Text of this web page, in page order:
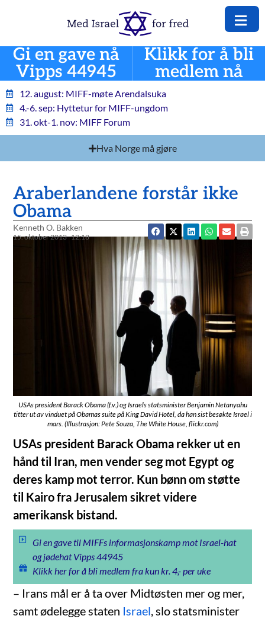
Gi en gave nå
Vipps 44945
Klikk for å bli
medlem nå
12. august: MIFF-møte Arendalsuka
4.-6. sep: Hyttetur for MIFF-ungdom
31. okt-1. nov: MIFF Forum
Hva Norge må gjøre
Araberlandene forstår ikke
Obama
Kenneth O. Bakken
15. oktober 2013 12:18
USAs president Barack Obama (f.v.) og Israels statsminister Benjamin Netanyahu
titter ut av vinduet på Obamas suite på King David Hotel, da han sist besøkte Israel i
mars. (Illustrasjon: Pete Souza, The White House, flickr.com)
USAs president Barack Obama rekker ut en
hånd til Iran, men vender seg mot Egypt og
deres kamp mot terror. Kun bønn om støtte
til Kairo fra Jerusalem sikret videre
amerikansk bistand.
Gi en gave til MIFFs informasjonskamp mot Israel-hat
og jødehat Vipps 44945
Klikk her for å bli medlem fra kun kr. 4,- per uke
– Irans mål er å ta over Midtøsten mer og mer,
samt ødelegge staten Israel, slo statsminister